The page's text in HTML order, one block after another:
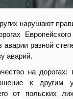
нарушают
разной
аварий.
на дорогах:
к другим
от польских